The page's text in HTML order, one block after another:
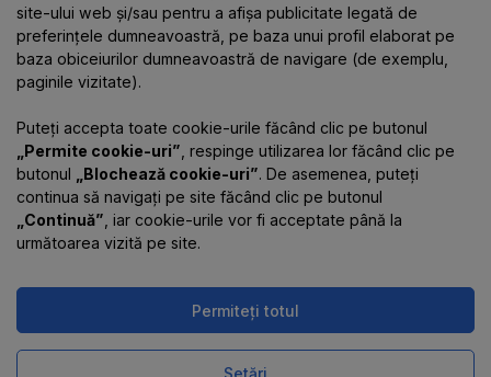
Informații
Contacte
Magazinul online funcționează
site-ului web și/sau pentru a afișa publicitate legată de
preferințele dumneavoastră, pe baza unui profil elaborat pe
baza obiceiurilor dumneavoastră de navigare (de exemplu,
paginile vizitate).
Puteți accepta toate cookie-urile făcând clic pe butonul
„Permite cookie-uri” , respinge utilizarea lor făcând clic pe
butonul
„Blochează cookie-uri”. De asemenea, puteți
continua să navigați pe site făcând clic pe butonul
„Continuă” , iar cookie-urile vor fi acceptate până la
următoarea vizită pe site.
Permiteți totul
Setări